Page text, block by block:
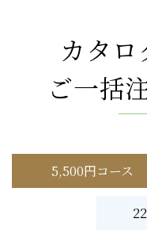
カタロ
ご一括
5,500円コース